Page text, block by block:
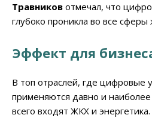
Травников отмечал, что
глубоко проникла во все
Эффект для
В топ отраслей, где цифровые
применяются давно и
всего входят ЖКХ и